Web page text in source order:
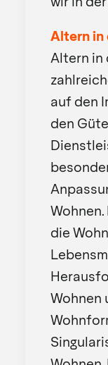
Altern in
Altern in
auf den
den
die
Wohnen